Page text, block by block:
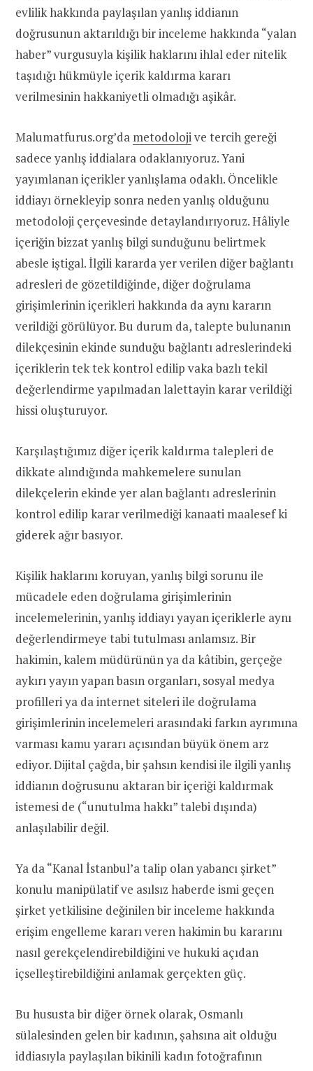
evlilik hakkında paylaşılan yanlış iddianın
doğrusunun aktarıldığı bir inceleme hakkında “yalan
haber” vurgusuyla kişilik haklarını ihlal eder nitelik
taşıdığı hükmüyle içerik kaldırma kararı
verilmesinin hakkaniyetli olmadığı aşikâr.
Malumatfurus.org’da metodolojive tercih gereği
sadece yanlış iddialara odaklanıyoruz. Yani
yayımlanan içerikler yanlışlama odaklı. Öncelikle
iddiayı örnekleyip sonra neden yanlış olduğunu
metodoloji çerçevesinde detaylandırıyoruz. Hâliyle
içeriğin bizzat yanlış bilgi sunduğunu belirtmek
abesle iştigal. İlgili kararda yer verilen diğer bağlantı
adresleri de gözetildiğinde, diğer doğrulama
girişimlerinin içerikleri hakkında da aynı kararın
verildiği görülüyor. Bu durum da, talepte bulunanın
dilekçesinin ekinde sunduğu bağlantı adreslerindeki
içeriklerin tek tek kontrol edilip vaka bazlı tekil
değerlendirme yapılmadan lalettayin karar verildiği
hissi oluşturuyor.
Karşılaştığımız diğer içerik kaldırma talepleri de
dikkate alındığında mahkemelere sunulan
dilekçelerin ekinde yer alan bağlantı adreslerinin
kontrol edilip karar verilmediği kanaati maalesef ki
giderek ağır basıyor.
Kişilik haklarını koruyan, yanlış bilgi sorunu ile
mücadele eden doğrulama girişimlerinin
incelemelerinin, yanlış iddiayı yayan içeriklerle aynı
değerlendirmeye tabi tutulması anlamsız. Bir
hakimin, kalem müdürünün ya da kâtibin, gerçeğe
aykırı yayın yapan basın organları, sosyal medya
profilleri ya da internet siteleri ile doğrulama
girişimlerinin incelemeleri arasındaki farkın ayrımına
varması kamu yararı açısından büyük önem arz
ediyor. Dijital çağda, bir şahsın kendisi ile ilgili yanlış
iddianın doğrusunu aktaran bir içeriği kaldırmak
istemesi de (“unutulma hakkı” talebi dışında)
anlaşılabilir değil.
Ya da “Kanal İstanbul’a talip olan yabancı şirket”
konulu manipülatif ve asılsız haberde ismi geçen
şirket yetkilisine değinilen bir inceleme hakkında
erişim engelleme kararı veren hakimin bu kararını
nasıl gerekçelendirebildiğini ve hukuki açıdan
içselleştirebildiğini anlamak gerçekten güç.
Bu hususta bir diğer örnek olarak, Osmanlı
sülalesinden gelen bir kadının, şahsına ait olduğu
iddiasıyla paylaşılan bikinili kadın fotoğrafının